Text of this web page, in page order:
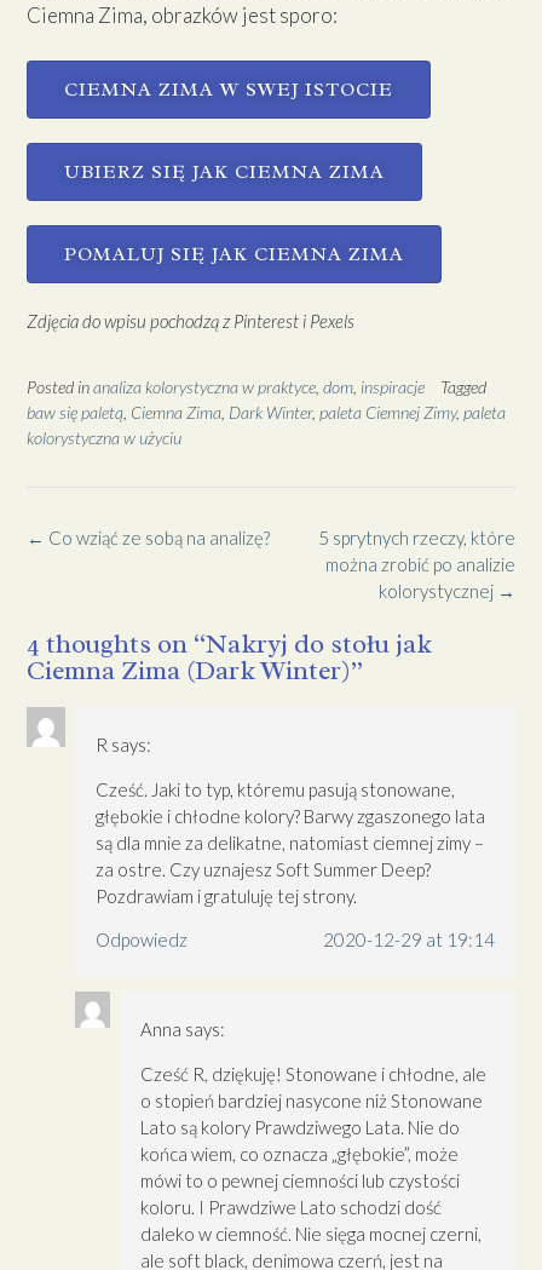
Ciemna Zima, obrazków jest sporo:
CIEMNA ZIMA W SWEJ ISTOCIE
UBIERZ SIĘ JAK CIEMNA ZIMA
POMALUJ SIĘ JAK CIEMNA ZIMA
Zdjęcia do wpisu pochodzą z Pinterest i Pexels
Posted inanaliza kolorystyczna w praktyce dom inspiracje
Tagged
baw się paletą Ciemna Zima Dark Winter, paleta Ciemnej Zimy, paleta
kolorystyczna w użyciu
5 sprytnych rzeczy, które
można zrobić po analizie
kolorystycznej →
← Co wziąć ze sobą na analizę?
4 thoughts on “Nakryj do stołu jak
Ciemna Zima (Dark Winter)”
R says:
Cześć. Jaki to typ, któremu pasują stonowane,
głębokie i chłodne kolory? Barwy zgaszonego lata
są dla mnie za delikatne, natomiast ciemnej zimy –
za ostre. Czy uznajesz Soft Summer Deep?
Pozdrawiam i gratuluję tej strony.
Odpowiedz
2020-12-29 at 19:14
Anna says:
Cześć R, dziękuję! Stonowane i chłodne, ale
o stopień bardziej nasycone niż Stonowane
Lato są kolory Prawdziwego Lata. Nie do
końca wiem, co oznacza „głębokie”, może
mówi to o pewnej ciemności lub czystości
koloru. I Prawdziwe Lato schodzi dość
daleko w ciemność. Nie sięga mocnej czerni,
ale soft black, denimowa czerń, jest na